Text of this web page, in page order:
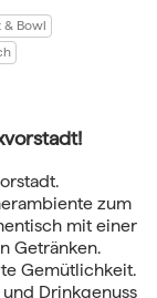
& Bowl
zum
mit einer
Getränken.
Gemütlichkeit.
Drinkgenuss